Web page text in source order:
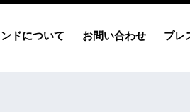
ドについて お問い合わせ プレ